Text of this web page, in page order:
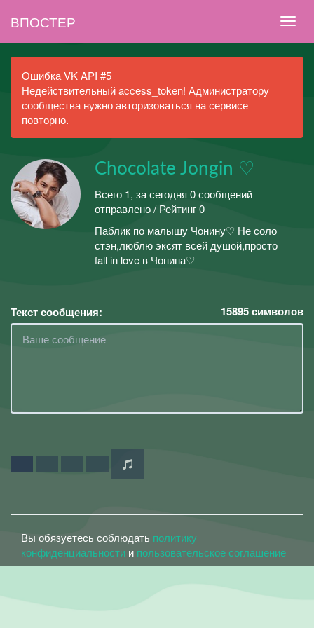
ВПОСТЕР
Ошибка VK API #5
Недействительный access_token! Администратору
сообщества нужно авторизоваться на сервисе
повторно.
Chocolate Jongin ♡
Всего 1, за сегодня 0 сообщений
отправлено / Рейтинг 0
Паблик по малышу Чонину♡ Не соло
стэн,люблю эксят всей душой,просто
fall in love в Чонина♡
Текст сообщения: 15895символов
Вы обязуетесь соблюдать политику
конфиденциальности и пользовательское соглашение